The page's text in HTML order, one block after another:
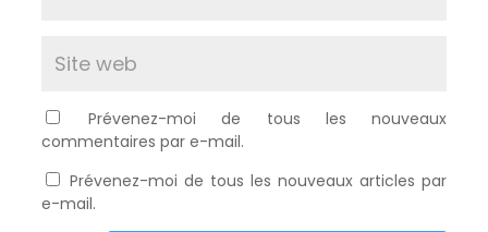
Prévenez-moi de tous les nouveaux
commentaires par e-mail.
Prévenez-moi de tous les nouveaux articles par
e-mail.